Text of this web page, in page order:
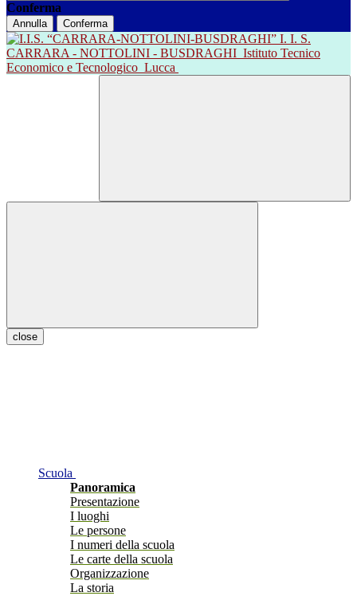
Conferma
Annulla Conferma
I. I. S.
CARRARA - NOTTOLINI - BUSDRAGHI Istituto Tecnico
Economico e Tecnologico Lucca
close
Scuola
Panoramica
Presentazione
I luoghi
Le persone
I numeri della scuola
Le carte della scuola
Organizzazione
La storia